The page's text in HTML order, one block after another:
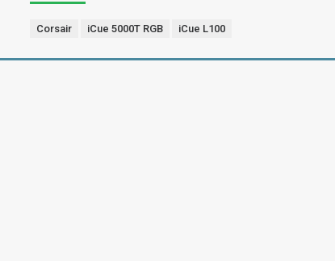
Corsair iCue 5000T RGB iCue L100